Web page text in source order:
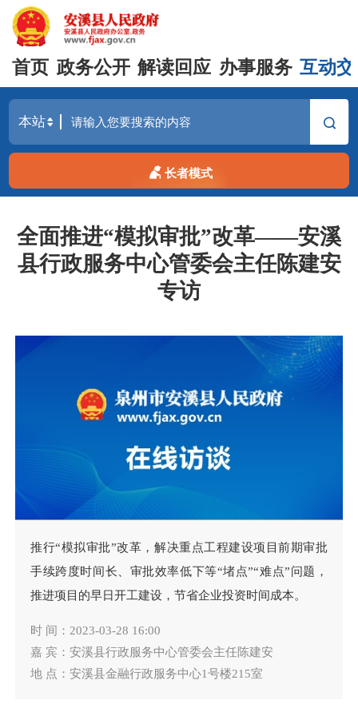
首页 政务公开 解读回应 办事服务 互动
长者模式
全面推进“模拟审批”改革——安溪
县行政服务中心管委会主任陈建安
专访
推行“模拟审批”改革，解决重点工程建设项目前期审批
手续跨度时间长、审批效率低下等“堵点”“难点”问题，
推进项目的早日开工建设，节省企业投资时间成本。
时 间：2023-03-28 16:00
嘉 宾：安溪县行政服务中心管委会主任陈建安
地 点：安溪县金融行政服务中心1号楼215室